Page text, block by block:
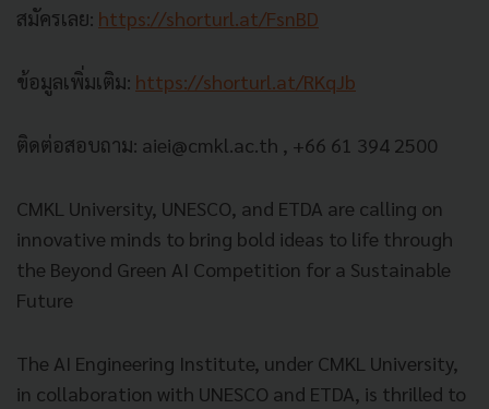
สมัครเลย: https://shorturl.at/FsnBD
ข้อมูลเพิ่มเติม: https://shorturl.at/RKqJb
ติดต่อสอบถาม: aiei@cmkl.ac.th , +66 61 394 2500
CMKL University, UNESCO, and ETDA are calling on
innovative minds to bring bold ideas to life through
the Beyond Green AI Competition for a Sustainable
Future
The AI Engineering Institute, under CMKL University,
in collaboration with UNESCO and ETDA, is thrilled to